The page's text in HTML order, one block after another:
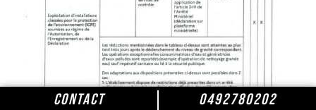
CONTACT 0492780202